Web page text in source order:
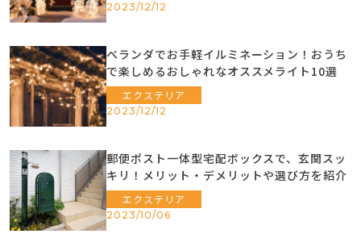
2023/12/12
ベランダでお手軽イルミネーション！おうち
で楽しめるおしゃれなオススメライト10選
エクステリア
2023/12/12
郵便ポスト一体型宅配ボックスで、玄関スッ
キリ！メリット・デメリットや選び方を紹介
エクステリア
2023/10/06